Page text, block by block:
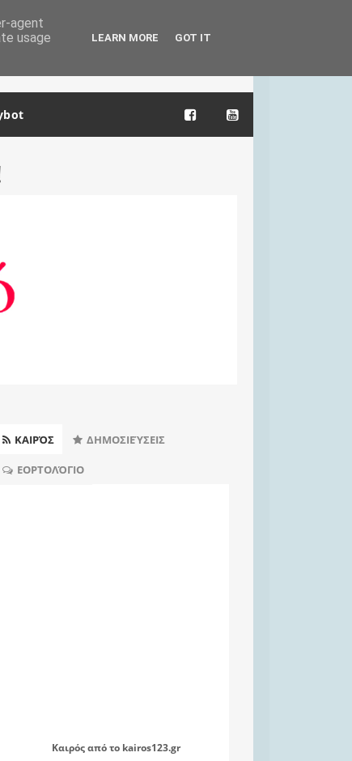
ΚΑΙΡΌΣ ΔΗΜΟΣΙΕΎΣΕΙΣ
ΕΟΡΤΟΛΌΓΙΟ
Καιρόςαπό το kairos123.gr
agent
usage
LEARN MORE GOT IT